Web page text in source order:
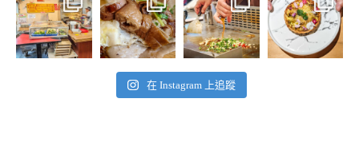
在 Instagram 上追蹤